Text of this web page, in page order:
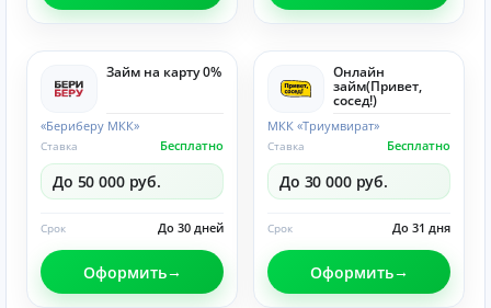
Займ на карту 0%
«Бериберу МКК»
Бесплатно
Ставка
До 50 000 руб.
До 30 дней
Срок
Оформить
Онлайн
займ(Привет,
сосед!)
МКК «Триумвират»
Бесплатно
Ставка
До 30 000 руб.
До 31 дня
Срок
Оформить